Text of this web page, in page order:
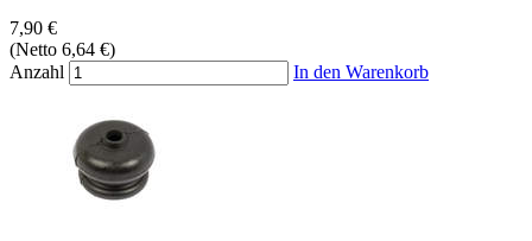
7,90 €
(Netto 6,64 €)
Anzahl
In den Warenkorb